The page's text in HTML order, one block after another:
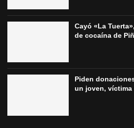
Cayó «La
de cocaína de
Piden
un joven, víctima